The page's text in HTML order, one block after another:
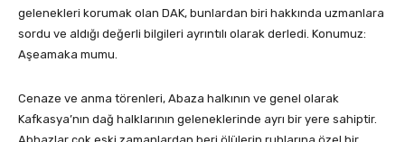
gelenekleri korumak olan DAK, bunlardan biri hakkında uzmanlara
sordu ve aldığı değerli bilgileri ayrıntılı olarak derledi. Konumuz:
Aşeamaka mumu.
Cenaze ve anma törenleri, Abaza halkının ve genel olarak
Kafkasya’nın dağ halklarının geleneklerinde ayrı bir yere sahiptir.